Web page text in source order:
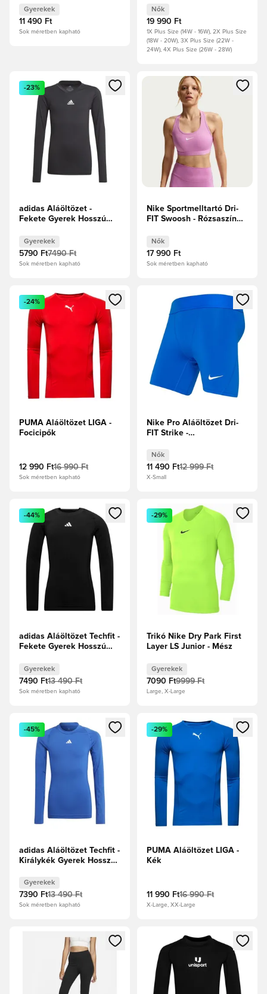
Gyerekek
11 490 Ft
Sok méretben kapható
Női
Nők
19 990 Ft
1X Plus Size (14W - 16W), 2X Plus Size
(18W - 20W), 3X Plus Size (22W -
24W), 4X Plus Size (26W - 28W)
Megnyit egy modált a bejelentkezéshez vagy a tagként
-23%
adidas Aláöltözet -
Fekete Gyerek Hosszú
Gyerekek
5790 Ft7490 Ft
Sok méretben kapható
Megnyit egy modált a
Nike Sportmelltartó Dri-
FIT Swoosh - Rózsaszín
Nők
17 990 Ft
Sok méretben kapható
Megnyit egy modált a bejelentkezéshez vagy a tagként
-24%
PUMA Aláöltözet LIGA -
Focicipők
12 990 Ft16 990 Ft
Sok méretben kapható
Megnyit egy modált a
Nike Pro Aláöltözet Dri-
FIT Strike -
Nők
11 490 Ft12 999 Ft
X-Small
Megnyit egy modált a bejelentkezéshez vagy a tagként
-44%
adidas Aláöltözet Techfit -
Fekete Gyerek Hosszú
Gyerekek
7490 Ft13 490 Ft
Sok méretben kapható
Megnyit egy modált a
-29%
Trikó Nike Dry Park First
Layer LS Junior - Mész
Gyerekek
7090 Ft9999 Ft
Large, X-Large
Megnyit egy modált a bejelentkezéshez vagy a tagként
-45%
adidas Aláöltözet Techfit -
Királykék Gyerek Hosszú
Gyerekek
7390 Ft13 490 Ft
Sok méretben kapható
Megnyit egy modált a
-29%
PUMA Aláöltözet LIGA -
Kék
11 990 Ft16 990 Ft
X-Large, XX-Large
Megnyit egy modált a bejelentkezéshez vagy a tagként
Megnyit egy modált a